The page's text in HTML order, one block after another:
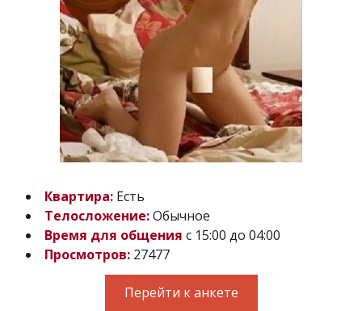
Квартира: Есть
Телосложение:Обычное
Время для общения с 15:00 до 04:00
Просмотров: 27477
Перейти к анкете